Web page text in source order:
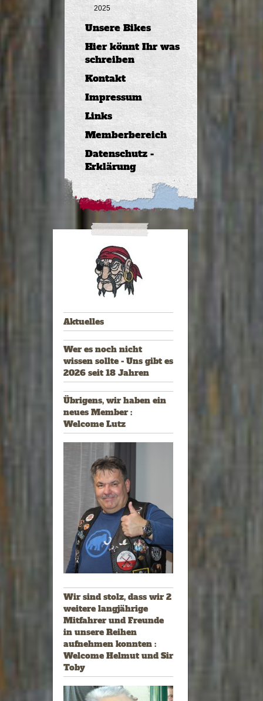
2025
Unsere Bikes
Hier könnt Ihr was
schreiben
Kontakt
Impressum
Links
Memberbereich
Datenschutz -
Erklärung
Aktuelles
Wer es noch nicht
wissen sollte - Uns gibt es
2026 seit 18 Jahren
Übrigens, wir haben ein
neues Member :
Welcome Lutz
Wir sind stolz, dass wir 2
weitere langjährige
Mitfahrer und Freunde
in unsere Reihen
aufnehmen konnten :
Welcome Helmut und Sir
Toby